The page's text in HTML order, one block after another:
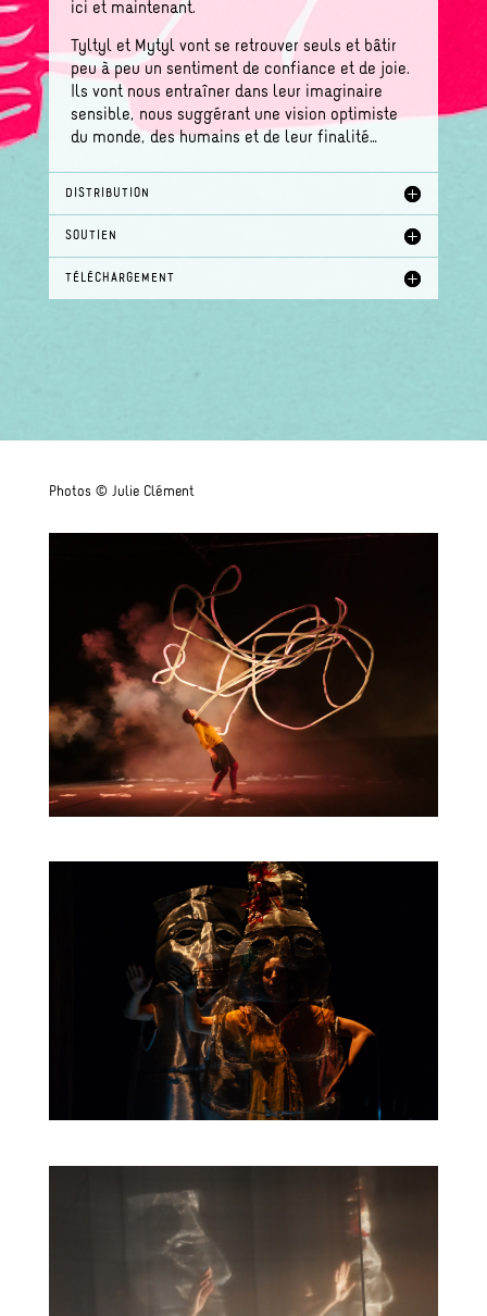
ici et maintenant.
Tyltyl et Mytyl vont se retrouver seuls et bâtir
peu à peu un sentiment de confiance et de joie.
Ils vont nous entraîner dans leur imaginaire
sensible, nous suggérant une vision optimiste
du monde, des humains et de leur finalité…
DISTRIBUTION
SOUTIEN
TÉLÉCHARGEMENT
Photos © Julie Clément